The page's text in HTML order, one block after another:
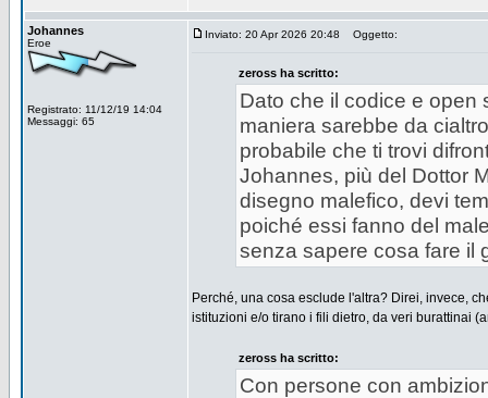
Johannes
Eroe
Registrato: 11/12/19 14:04
Messaggi: 65
Inviato: 20 Apr 2026 20:48 Oggetto:
zeross ha scritto:
Dato che il codice e open
maniera sarebbe da
probabile che ti trovi
Johannes, più del Dottor
disegno malefico, devi
poiché essi fanno del
senza sapere cosa fare il
Perché, una cosa esclude l'altra? Direi, invece,
istituzioni e/o tirano i fili dietro, da veri burattinai
zeross ha scritto:
Con persone con